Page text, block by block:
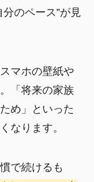
のペース”が見
マホの壁紙や
「将来の家族
め」といった
なります。
で続けるも